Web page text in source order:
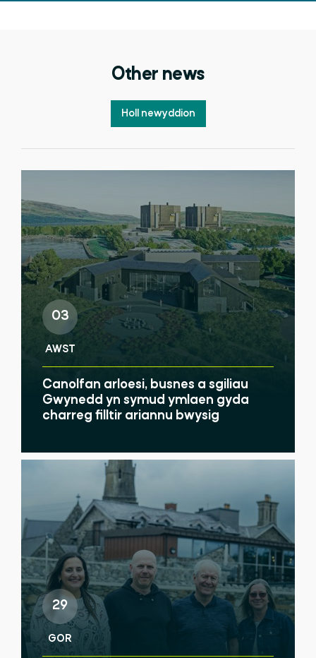
Other news
Holl newyddion
03
AWST
Canolfan arloesi, busnes a sgiliau
Gwynedd yn symud ymlaen gyda
charreg filltir ariannu bwysig
29
GOR